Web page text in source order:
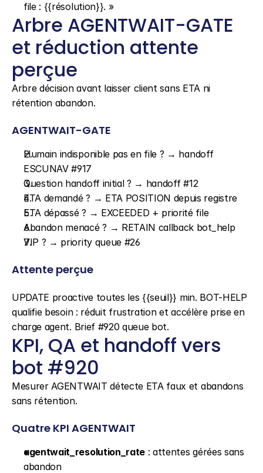
file : {{résolution}}. »
Arbre AGENTWAIT-GATE
et réduction attente
perçue
Arbre décision avant laisser client sans ETA ni
rétention abandon.
AGENTWAIT-GATE
Humain indisponible pas en file ? → handoff
ESCUNAV #917
Question handoff initial ? → handoff #12
ETA demandé ? → ETA POSITION depuis registre
ETA dépassé ? → EXCEEDED + priorité file
Abandon menacé ? → RETAIN callback bot_help
VIP ? → priority queue #26
Attente perçue
UPDATE proactive toutes les {{seuil}} min. BOT-HELP
qualifie besoin : réduit frustration et accélère prise en
charge agent. Brief #920 queue bot.
KPI, QA et handoff vers
bot #920
Mesurer AGENTWAIT détecte ETA faux et abandons
sans rétention.
Quatre KPI AGENTWAIT
agentwait_resolution_rate : attentes gérées sans
abandon